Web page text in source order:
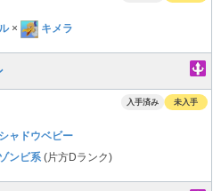
× キメラ
入手済み 未入手
シャドウベビー
ゾンビ系 (片方Dランク)